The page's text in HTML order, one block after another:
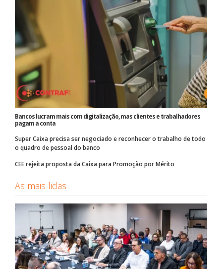
Bancos lucram mais com digitalização, mas clientes e trabalhadores
pagam a conta
Super Caixa precisa ser negociado e reconhecer o trabalho de todo
o quadro de pessoal do banco
CEE rejeita proposta da Caixa para Promoção por Mérito
As mais lidas